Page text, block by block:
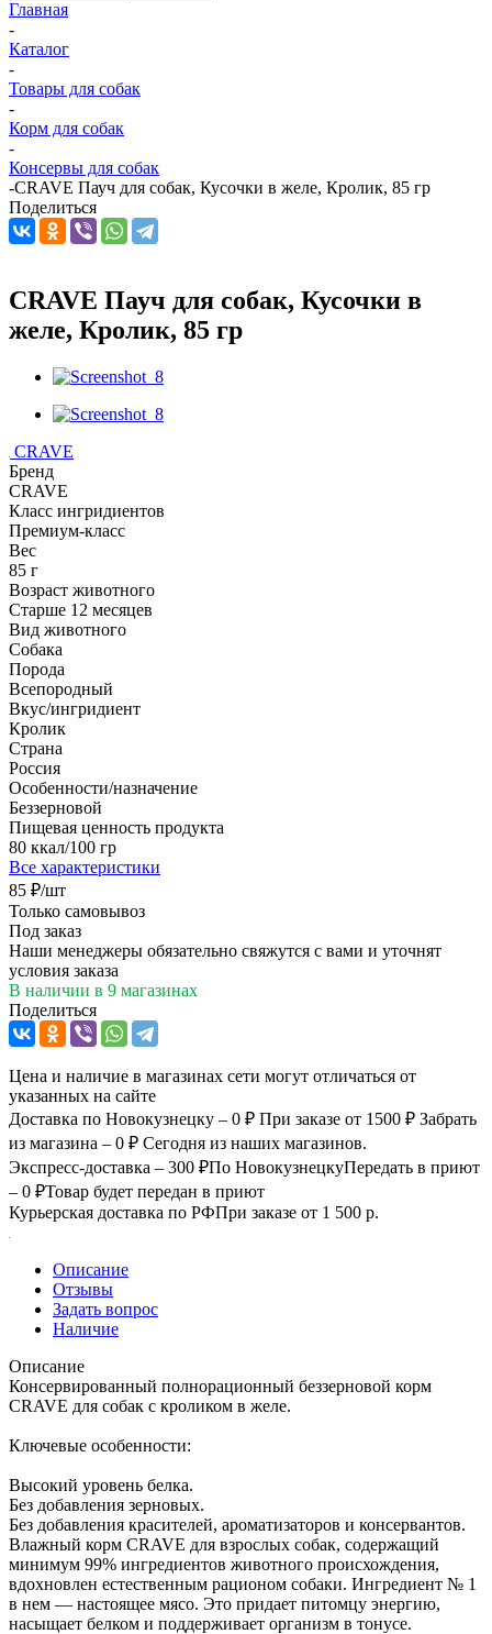
Главная
-
Каталог
-
Товары для собак
-
Корм для собак
-
Консервы для собак
-CRAVE Пауч для собак, Кусочки в желе, Кролик, 85 гр
Поделиться
CRAVE Пауч для собак, Кусочки в
желе, Кролик, 85 гр
CRAVE
Бренд
CRAVE
Класс ингридиентов
Премиум-класс
Вес
85 г
Возраст животного
Старше 12 месяцев
Вид животного
Собака
Порода
Всепородный
Вкус/ингридиент
Кролик
Страна
Россия
Особенности/назначение
Беззерновой
Пищевая ценность продукта
80 ккал/100 гр
Все характеристики
85 ₽/шт
Только самовывоз
Под заказ
Наши менеджеры обязательно свяжутся с вами и уточнят
условия заказа
В наличии в 9 магазинах
Поделиться
Цена и наличие в магазинах сети могут отличаться от
указанных на сайте
Доставка по Новокузнецку – 0 ₽ При заказе от 1500 ₽ Забрать
из магазина – 0 ₽ Сегодня из наших магазинов.
Экспресс-доставка – 300 ₽По НовокузнецкуПередать в приют
– 0 ₽Товар будет передан в приют
Курьерская доставка по РФПри заказе от 1 500 р.
Описание
Отзывы
Задать вопрос
Наличие
Описание
Консервированный полнорационный беззерновой корм
CRAVE для собак с кроликом в желе.
Ключевые особенности:
Высокий уровень белка.
Без добавления зерновых.
Без добавления красителей, ароматизаторов и консервантов.
Влажный корм CRAVE для взрослых собак, содержащий
минимум 99% ингредиентов животного происхождения,
вдохновлен естественным рационом собаки. Ингредиент № 1
в нем — настоящее мясо. Это придает питомцу энергию,
насыщает белком и поддерживает организм в тонусе.